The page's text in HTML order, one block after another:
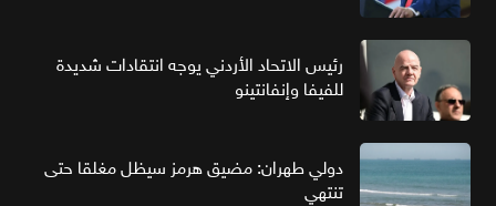
رئيس الاتحاد الأردني يوجه انتقادات شديدة
للفيفا وإنفانتينو
دولي طهران: مضيق هرمز سيظل مغلقا حتى
تنتهي